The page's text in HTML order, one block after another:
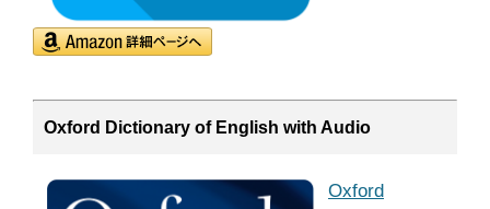
Oxford Dictionary of English with Audio
Oxford